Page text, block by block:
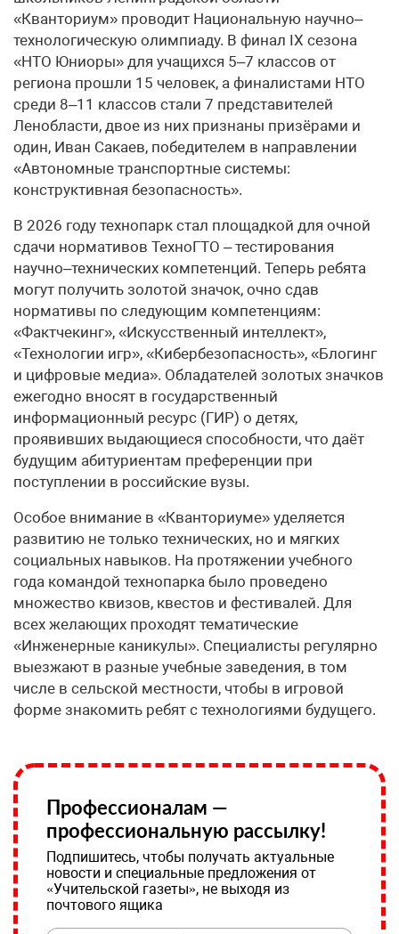
«Кванториум» проводит Национальную научно–
технологическую олимпиаду. В финал IX сезона
«НТО Юниоры» для учащихся 5–7 классов от
региона прошли 15 человек, а финалистами НТО
среди 8–11 классов стали 7 представителей
Ленобласти, двое из них признаны призёрами и
один, Иван Сакаев, победителем в направлении
«Автономные транспортные системы:
конструктивная безопасность».
В 2026 году технопарк стал площадкой для очной
сдачи нормативов ТехноГТО – тестирования
научно–технических компетенций. Теперь ребята
могут получить золотой значок, очно сдав
нормативы по следующим компетенциям:
«Фактчекинг», «Искусственный интеллект»,
«Технологии игр», «Кибербезопасность», «Блогинг
и цифровые медиа». Обладателей золотых значков
ежегодно вносят в государственный
информационный ресурс (ГИР) о детях,
проявивших выдающиеся способности, что даёт
будущим абитуриентам преференции при
поступлении в российские вузы.
Особое внимание в «Кванториуме» уделяется
развитию не только технических, но и мягких
социальных навыков. На протяжении учебного
года командой технопарка было проведено
множество квизов, квестов и фестивалей. Для
всех желающих проходят тематические
«Инженерные каникулы». Специалисты регулярно
выезжают в разные учебные заведения, в том
числе в сельской местности, чтобы в игровой
форме знакомить ребят с технологиями будущего.
Профессионалам —
профессиональную рассылку!
Подпишитесь, чтобы получать актуальные
новости и специальные предложения от
«Учительской газеты», не выходя из
почтового ящика